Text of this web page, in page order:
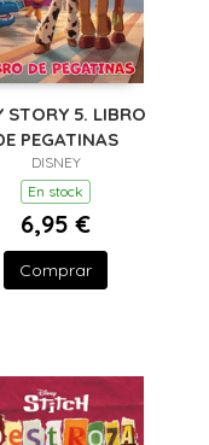
STORY 5. LIBRO
PEGATINAS
DISNEY
En stock
6,95 €
Comprar